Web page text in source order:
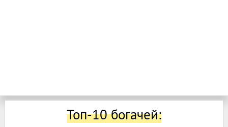
Топ-10 богачей: